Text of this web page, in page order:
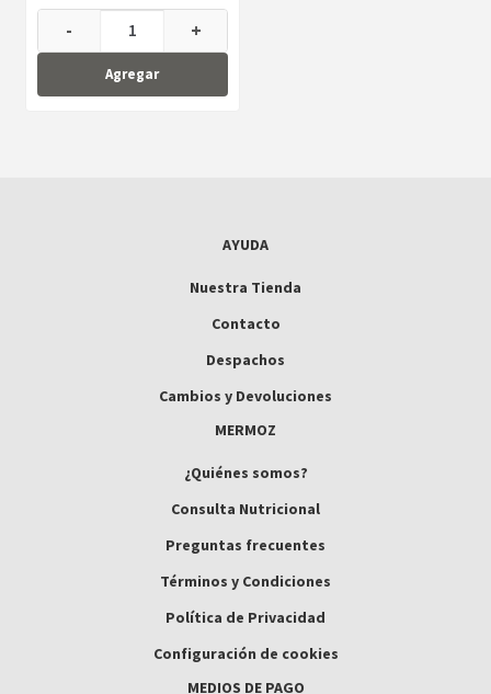
-
+
Agregar
AYUDA
Nuestra Tienda
Contacto
Despachos
Cambios y Devoluciones
MERMOZ
¿Quiénes somos?
Consulta Nutricional
Preguntas frecuentes
Términos y Condiciones
Política de Privacidad
Configuración de cookies
MEDIOS DE PAGO